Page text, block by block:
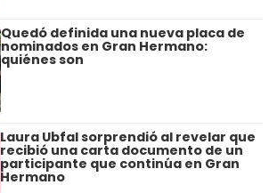
Quedó definida una nueva placa de
nominados en Gran Hermano:
quiénes son
Laura Ubfal sorprendió al revelar que
recibió una carta documento de un
participante que continúa en Gran
Hermano